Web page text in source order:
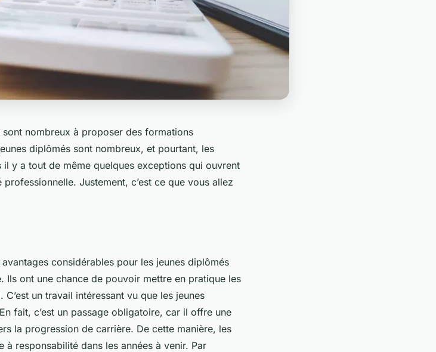
nombreux à proposer des formations
diplômés sont nombreux, et pourtant, les
il y a tout de même quelques exceptions qui ouvrent
Justement, c’est ce que vous allez
considérables pour les jeunes diplômés
Ils ont une chance de pouvoir mettre en pratique les
un travail intéressant vu que les jeunes
fait, c’est un passage obligatoire, car il offre une
la progression de carrière. De cette manière, les
responsabilité dans les années à venir. Par